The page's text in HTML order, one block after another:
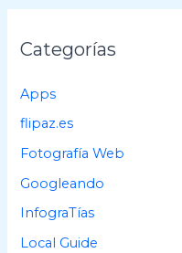
c
r
p
Categorías
Apps
flipaz.es
Fotografía Web
Googleando
InfograTías
Local Guide